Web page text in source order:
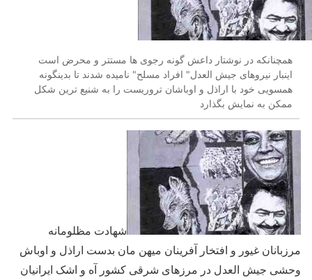
همچنانکه در نوشتار داعش گونه رجوی ها مستتر و محرض است
اینبار نیروهای جیش العدل" افراد مسلح" نامیده شدند تا بدینگونه
همسویی خود با اراذل و اوباشان تروریست را به شنیع ترین شکل
ممکن به نمایش بگذارد
شهادت مظلومانه
مرزبانان غیور و افتخار آفرینان میهن مان بدست اراذل و اوباش
وحشی جیش العدل در مرزهای شرقی کشور آه و اشک ایرانیان